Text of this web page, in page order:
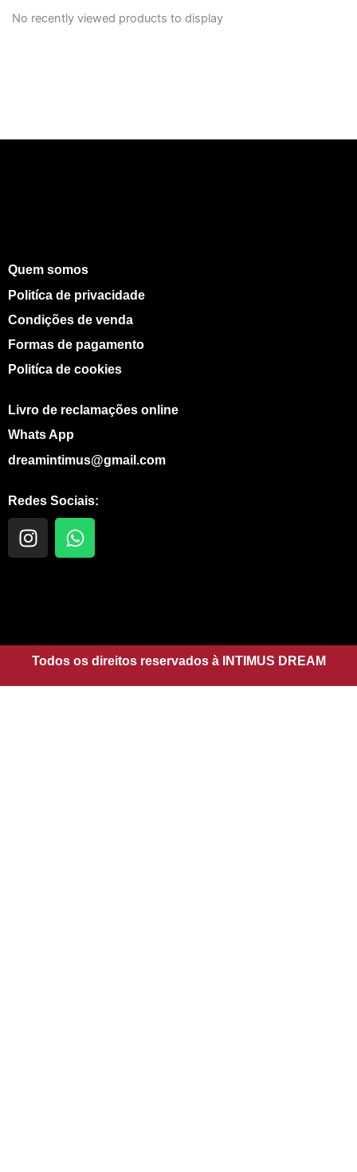
No recently viewed products to display
Quem somos
Politíca de privacidade
Condições de venda
Formas de pagamento
Politíca de cookies
Livro de reclamações online
Whats App
dreamintimus@gmail.com
Redes Sociais:
I
n
r
a
m
W
h
p
p
Todos os direitos reservados à INTIMUS DREAM